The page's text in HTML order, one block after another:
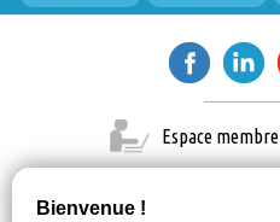
Espace membre